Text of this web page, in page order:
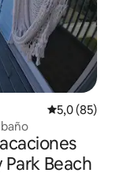
Calificación
5,0 (85)
Beach